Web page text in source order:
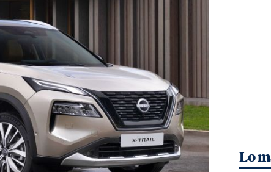
Lo